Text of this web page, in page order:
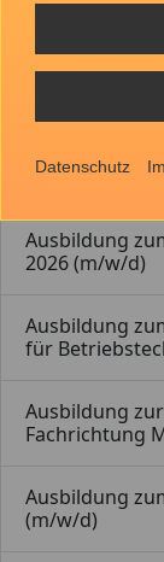
Ausbildung
(m/w/d),
Ausbildung
2026 (m/w/d)
Ausbildung
für
Ausbildung
Fachrichtung
Ausbildung
(m/w/d)
Datenschutz